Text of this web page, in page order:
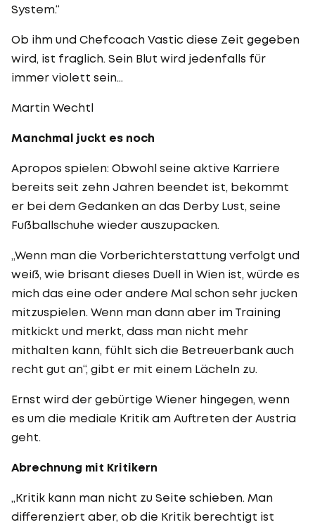
System.“
Ob ihm und Chefcoach Vastic diese Zeit gegeben
wird, ist fraglich. Sein Blut wird jedenfalls für
immer violett sein…
Martin Wechtl
Manchmal juckt es noch
Apropos spielen: Obwohl seine aktive Karriere
bereits seit zehn Jahren beendet ist, bekommt
er bei dem Gedanken an das Derby Lust, seine
Fußballschuhe wieder auszupacken.
„Wenn man die Vorberichterstattung verfolgt und
weiß, wie brisant dieses Duell in Wien ist, würde es
mich das eine oder andere Mal schon sehr jucken
mitzuspielen. Wenn man dann aber im Training
mitkickt und merkt, dass man nicht mehr
mithalten kann, fühlt sich die Betreuerbank auch
recht gut an“, gibt er mit einem Lächeln zu.
Ernst wird der gebürtige Wiener hingegen, wenn
es um die mediale Kritik am Auftreten der Austria
geht.
Abrechnung mit Kritikern
„Kritik kann man nicht zu Seite schieben. Man
differenziert aber, ob die Kritik berechtigt ist